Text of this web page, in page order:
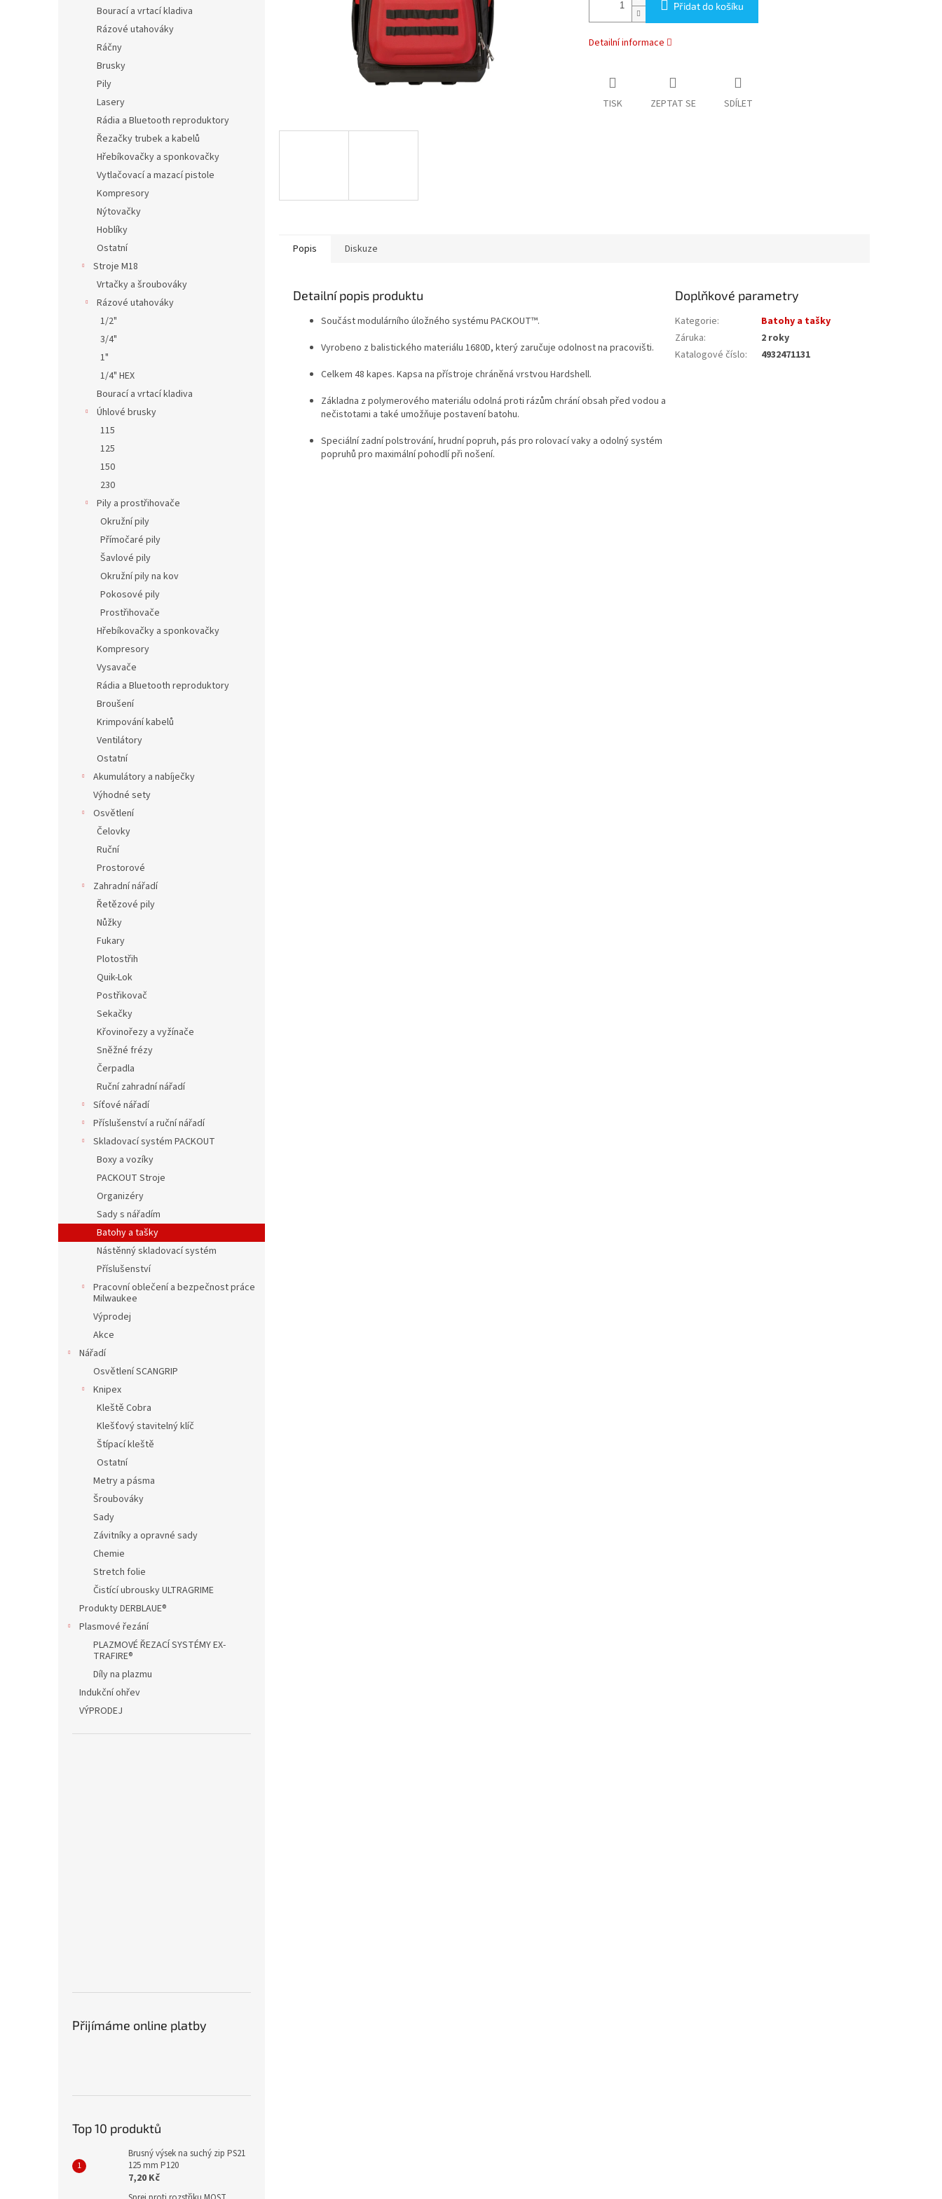
Bourací a vrtací kladiva
Rázové utahováky
Ráčny
Brusky
Pily
Lasery
Rádia a Bluetooth reproduktory
Řezačky trubek a kabelů
Hřebíkovačky a sponkovačky
Vytlačovací a mazací pistole
Kompresory
Nýtovačky
Hoblíky
Ostatní
Stroje M18
Vrtačky a šroubováky
Rázové utahováky
1/2"
3/4"
1"
1/4" HEX
Bourací a vrtací kladiva
Úhlové brusky
115
125
150
230
Pily a prostřihovače
Okružní pily
Přímočaré pily
Šavlové pily
Okružní pily na kov
Pokosové pily
Prostřihovače
Hřebíkovačky a sponkovačky
Kompresory
Vysavače
Rádia a Bluetooth reproduktory
Broušení
Krimpování kabelů
Ventilátory
Ostatní
Akumulátory a nabíječky
Výhodné sety
Osvětlení
Čelovky
Ruční
Prostorové
Zahradní nářadí
Řetězové pily
Nůžky
Fukary
Plotostřih
Quik-Lok
Postřikovač
Sekačky
Křovinořezy a vyžínače
Sněžné frézy
Čerpadla
Ruční zahradní nářadí
Síťové nářadí
Příslušenství a ruční nářadí
Skladovací systém PACKOUT
Boxy a vozíky
PACKOUT Stroje
Organizéry
Sady s nářadím
Batohy a tašky
Nástěnný skladovací systém
Příslušenství
Pracovní oblečení a bezpečnost práce
Milwaukee
Výprodej
Akce
Nářadí
Osvětlení SCANGRIP
Knipex
Kleště Cobra
Klešťový stavitelný klíč
Štípací kleště
Ostatní
Metry a pásma
Šroubováky
Sady
Závitníky a opravné sady
Chemie
Stretch folie
Čistící ubrousky ULTRAGRIME
Produkty DERBLAUE®
Plasmové řezání
PLAZMOVÉ ŘEZACÍ SYSTÉMY EX-
TRAFIRE®
Díly na plazmu
Indukční ohřev
VÝPRODEJ
Přijímáme online platby
Top 10 produktů
Brusný výsek na suchý zip PS21
125 mm P120
7,20 Kč
Přidat do košíku
Detailní informace
TISK ZEPTAT SE SDÍLET
Popis Diskuze
Detailní popis produktu
Součást modulárního úložného systému PACKOUT™.
Vyrobeno z balistického materiálu 1680D, který zaručuje odolnost na pracovišti.
Celkem 48 kapes. Kapsa na přístroje chráněná vrstvou Hardshell.
Základna z polymerového materiálu odolná proti rázům chrání obsah před vodou a
nečistotami a také umožňuje postavení batohu.
Speciální zadní polstrování, hrudní popruh, pás pro rolovací vaky a odolný systém
popruhů pro maximální pohodlí při nošení.
Doplňkové parametry
Kategorie:
Batohy a tašky
Záruka:
2 roky
Katalogové číslo: 4932471131